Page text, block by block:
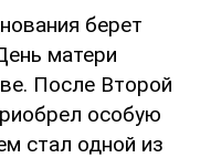
берет
матери
После Второй
особую
стал одной из